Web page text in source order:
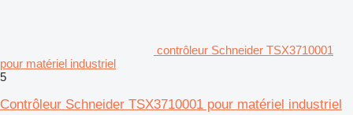
contrôleur Schneider TSX3710001
pour matériel industriel
5
Contrôleur Schneider TSX3710001 pour matériel industriel